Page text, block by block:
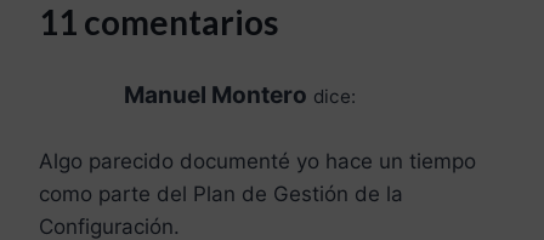
11 comentarios
Manuel Montero dice:
Algo parecido documenté yo hace un tiempo
como parte del Plan de Gestión de la
Configuración.